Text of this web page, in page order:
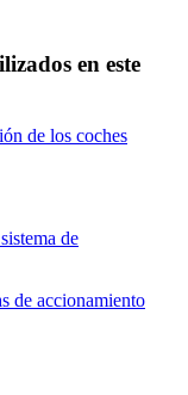
en este
de accionamiento